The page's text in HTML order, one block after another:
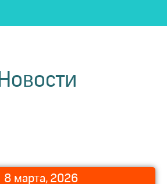
Новости
8 марта, 2026